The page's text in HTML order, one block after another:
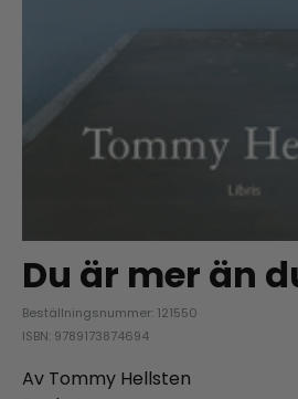
Du är mer än
Beställningsnummer: 121550
ISBN: 9789173874694
Av Tommy Hellsten